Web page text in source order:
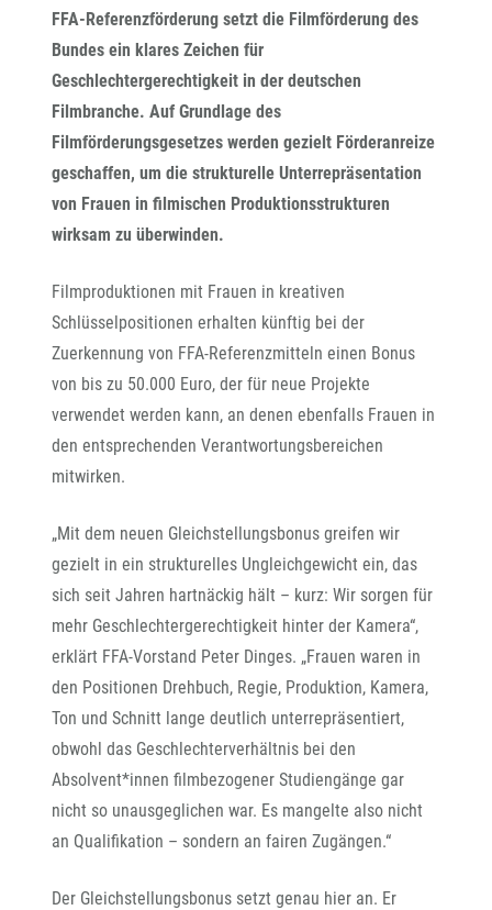
FFA-Referenzförderung setzt die Filmförderung des
Bundes ein klares Zeichen für
Geschlechtergerechtigkeit in der deutschen
Filmbranche. Auf Grundlage des
Filmförderungsgesetzes werden gezielt Förderanreize
geschaffen, um die strukturelle Unterrepräsentation
von Frauen in filmischen Produktionsstrukturen
wirksam zu überwinden.
Filmproduktionen mit Frauen in kreativen
Schlüsselpositionen erhalten künftig bei der
Zuerkennung von FFA-Referenzmitteln einen Bonus
von bis zu 50.000 Euro, der für neue Projekte
verwendet werden kann, an denen ebenfalls Frauen in
den entsprechenden Verantwortungsbereichen
mitwirken.
„Mit dem neuen Gleichstellungsbonus greifen wir
gezielt in ein strukturelles Ungleichgewicht ein, das
sich seit Jahren hartnäckig hält – kurz: Wir sorgen für
mehr Geschlechtergerechtigkeit hinter der Kamera“,
erklärt FFA-Vorstand Peter Dinges. „Frauen waren in
den Positionen Drehbuch, Regie, Produktion, Kamera,
Ton und Schnitt lange deutlich unterrepräsentiert,
obwohl das Geschlechterverhältnis bei den
Absolvent*innen filmbezogener Studiengänge gar
nicht so unausgeglichen war. Es mangelte also nicht
an Qualifikation – sondern an fairen Zugängen.“
Der Gleichstellungsbonus setzt genau hier an. Er